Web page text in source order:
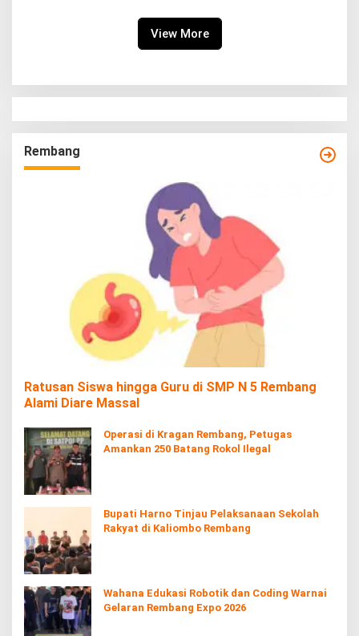
View More
Rembang
Ratusan Siswa hingga Guru di SMP N 5 Rembang
Alami Diare Massal
Operasi di Kragan Rembang, Petugas
Amankan 250 Batang Rokol Ilegal
Bupati Harno Tinjau Pelaksanaan Sekolah
Rakyat di Kaliombo Rembang
Wahana Edukasi Robotik dan Coding Warnai
Gelaran Rembang Expo 2026